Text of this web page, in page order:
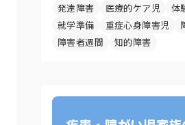
発達障害
医療的ケア児
体
就学準備
重症心身障害児
障害者週間
知的障害